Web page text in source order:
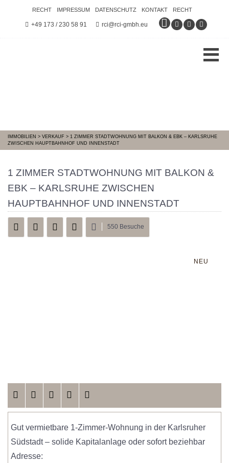
RECHT IMPRESSUM DATENSCHUTZ KONTAKT RECHT
+49 173 / 230 58 91 rci@rci-gmbh.eu
IMMOBILIEN > VERKAUF > 1 ZIMMER STADTWOHNUNG MIT BALKON & EBK – KARLSRUHE
ZWISCHEN HAUPTBAHNHOF UND INNENSTADT
1 ZIMMER STADTWOHNUNG MIT BALKON &
EBK – KARLSRUHE ZWISCHEN
HAUPTBAHNHOF UND INNENSTADT
550 Besuche
NEU
Gut vermietbare 1-Zimmer-Wohnung in der Karlsruher
Südstadt – solide Kapitalanlage oder sofort beziehbar
Adresse: